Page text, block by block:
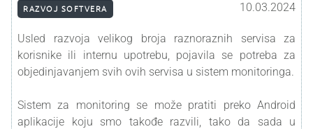
RAZVOJ SOFTVERA 10.03.2024
Usled razvoja velikog broja raznoraznih servisa za
korisnike ili internu upotrebu, pojavila se potreba za
objedinjavanjem svih ovih servisa u sistem monitoringa.
Sistem za monitoring se može pratiti preko Android
aplikacije koju smo takođe razvili, tako da sada u